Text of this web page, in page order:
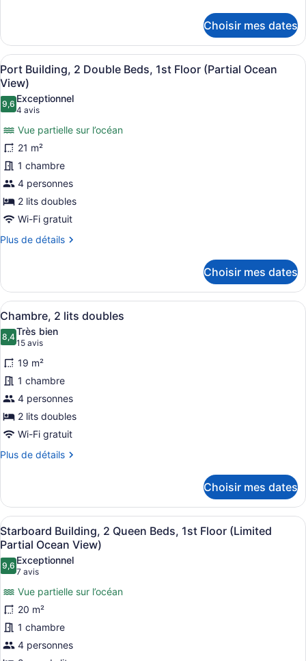
1
personne
Chambre
double
pour
1
personne
Choisir mes dates
Afficher
toutes
les
photos
pour
ce
type
de
chambre :
Port
Building,
2
1st
Floor
(Partial
Ocean
View)
Une chambre d’hôtel avec deux
7
Port Building, 2 Double Beds, 1st Floor (Partial Ocean
View)
9,69,6 sur 10
Exceptionnel
4 avis
(4 avis)
Vue partielle sur l’océan
21 m²
1 chambre
4 personnes
2 lits doubles
Wi-Fi gratuit
Plus de détails
Plus
Port
Building,
2
Double
Beds,
Floor
(Partial
Ocean
View)
Choisir mes dates
Afficher
toutes
les
photos
pour
ce
type
de
chambre :
Chambre,
doubles
Literie de qualité, coffre-fort pour
10
Chambre, 2 lits doubles
8,48,4 sur 10
Très bien
15 avis
(15 avis)
19 m²
1 chambre
4 personnes
2 lits doubles
Wi-Fi gratuit
Plus de détails
Plus
Chambre,
lits
doubles
Choisir mes dates
Afficher
toutes
les
photos
pour
ce
type
de
chambre :
Literie de qualité, coffre-fort pour
5
Starboard Building, 2 Queen Beds, 1st Floor (Limited
Partial Ocean View)
9,69,6 sur 10
Exceptionnel
7 avis
(7 avis)
Vue partielle sur l’océan
20 m²
1 chambre
4 personnes